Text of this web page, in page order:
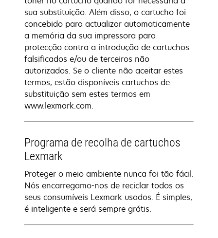
sua substituição. Além disso, o cartucho foi
concebido para actualizar automaticamente
a memória da sua impressora para
protecção contra a introdução de cartuchos
falsificados e/ou de terceiros não
autorizados. Se o cliente não aceitar estes
termos, estão disponíveis cartuchos de
substituição sem estes termos em
www.lexmark.com.
Programa de recolha de cartuchos
Lexmark
Proteger o meio ambiente nunca foi tão fácil.
Nós encarregamo-nos de reciclar todos os
seus consumíveis Lexmark usados. É simples,
é inteligente e será sempre grátis.